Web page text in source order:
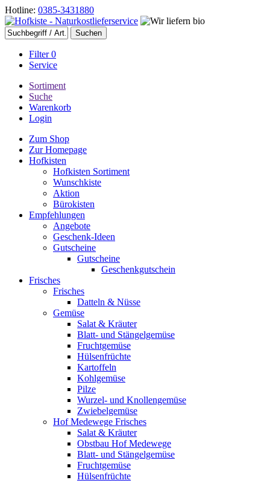
Hotline: 0385-3431880
Filter0
Service
Sortiment
Suche
Warenkorb
Login
Zum Shop
Zur Homepage
Hofkisten
Hofkisten Sortiment
Wunschkiste
Aktion
Bürokisten
Empfehlungen
Angebote
Geschenk-Ideen
Gutscheine
Gutscheine
Geschenkgutschein
Frisches
Frisches
Datteln & Nüsse
Gemüse
Salat & Kräuter
Blatt- und Stängelgemüse
Fruchtgemüse
Hülsenfrüchte
Kartoffeln
Kohlgemüse
Pilze
Wurzel- und Knollengemüse
Zwiebelgemüse
Hof Medewege Frisches
Salat & Kräuter
Obstbau Hof Medewege
Blatt- und Stängelgemüse
Fruchtgemüse
Hülsenfrüchte